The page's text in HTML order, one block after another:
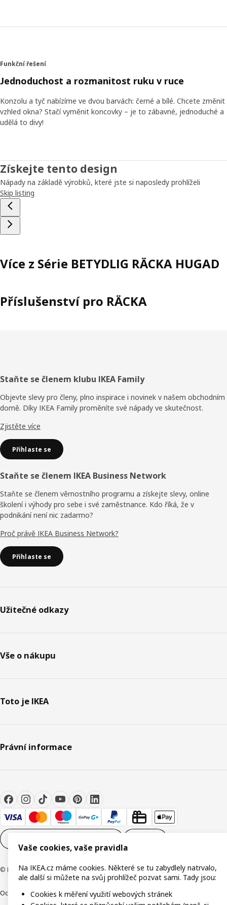
Funkční řešení
Jednoduchost a rozmanitost ruku v ruce
Konzolu a tyč nabízíme ve dvou barvách: černé a bílé. Chcete změnit
vzhled okna? Stačí vyměnit koncovky – je to zábavné, jednoduché a
udělá to divy!
Získejte tento design
Nápady na základě výrobků, které jste si naposledy prohlíželi
Skip listing
Více z Série BETYDLIG RÄCKA HUGAD
Příslušenství pro RÄCKA
Zápatí
Staňte se členem klubu IKEA Family
Objevte slevy pro členy, plno inspirace i novinek v našem obchodním
domě. Díky IKEA Family proměníte své nápady ve skutečnost.
Zjistěte více
Přihlaste se
Staňte se členem IKEA Business Network
Staňte se členem věrnostního programu a získejte slevy, online
školení i výhody pro sebe i své zaměstnance. Kdo říká, že v
podnikání není nic zadarmo?
Proč právě IKEA Business Network?
Přihlaste se
Užitečné odkazy
Vše o nákupu
Toto je IKEA
Právní informace
© Inter IKEA Systems B.V. 1999-2026
Ochrana osobních údajůCookiesSpolečně bezpečněDigitální přístupnost
Vaše cookies, vaše pravidla
Na IKEA.cz máme cookies. Některé se tu zabydlely natrvalo,
ale další si můžete na svůj prohlížeč pozvat sami. Tady jsou:
Cookies k měření využití webových stránek